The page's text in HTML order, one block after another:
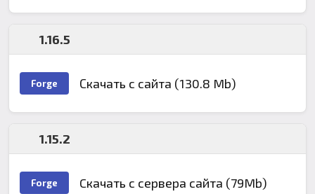
1.16.5
Forge Скачать с сайта (130.8 Mb)
1.15.2
Forge Cкачать с сервера сайта (79Mb)